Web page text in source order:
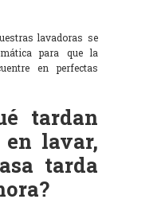
lavadoras se
para que la
en perfectas
tardan
lavar,
tarda